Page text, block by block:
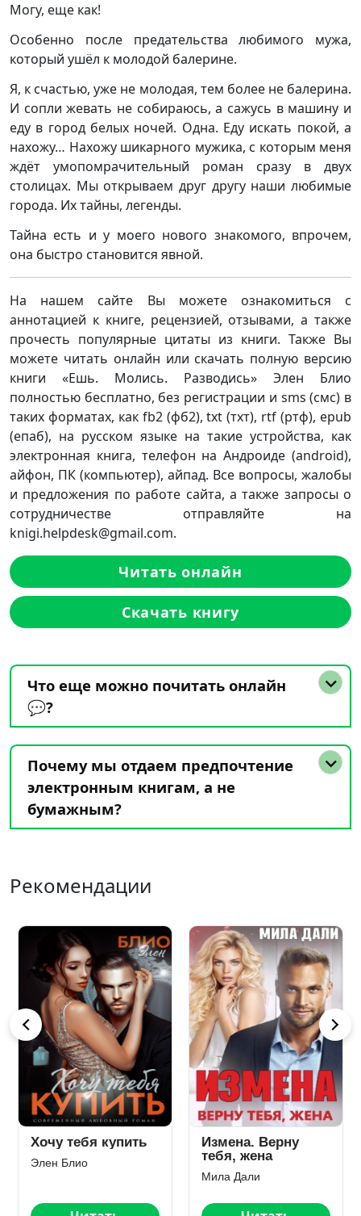
Могу, еще как!
Особенно после предательства любимого мужа,
который ушёл к молодой балерине.
Я, к счастью, уже не молодая, тем более не балерина.
И сопли жевать не собираюсь, а сажусь в машину и
еду в город белых ночей. Одна. Еду искать покой, а
нахожу… Нахожу шикарного мужика, с которым меня
ждёт умопомрачительный роман сразу в двух
столицах. Мы открываем друг другу наши любимые
города. Их тайны, легенды.
Тайна есть и у моего нового знакомого, впрочем,
она быстро становится явной.
На нашем сайте Вы можете ознакомиться с
аннотацией к книге, рецензией, отзывами, а также
прочесть популярные цитаты из книги. Также Вы
можете читать онлайн или скачать полную версию
книги «Ешь. Молись. Разводись» Элен Блио
полностью бесплатно, без регистрации и sms (смс) в
таких форматах, как fb2 (фб2), txt (тхт), rtf (ртф), epub
(епаб), на русском языке на такие устройства, как
электронная книга, телефон на Андроиде (android),
айфон, ПК (компьютер), айпад. Все вопросы, жалобы
и предложения по работе сайта, а также запросы о
сотрудничестве отправляйте на
knigi.helpdesk@gmail.com.
Читать онлайн
Скачать книгу
Что еще можно почитать онлайн
💬?
Почему мы отдаем предпочтение
электронным книгам, а не
бумажным?
Рекомендации
Я тебя вылечу
Янка Рам
Семья для мажора
Кристина Зайцева